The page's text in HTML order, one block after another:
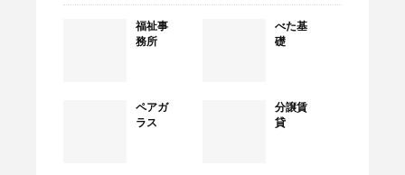
福祉事
務所
べた基
礎
ペアガ
ラス
分譲賃
貸